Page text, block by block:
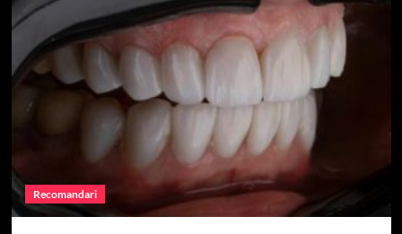
Recomandari